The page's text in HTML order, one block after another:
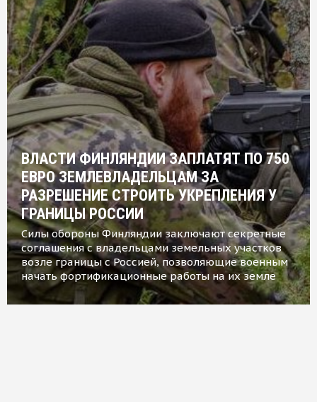
ВЛАСТИ ФИНЛЯНДИИ ЗАПЛАТЯТ ПО 750
ЕВРО ЗЕМЛЕВЛАДЕЛЬЦАМ ЗА
РАЗРЕШЕНИЕ СТРОИТЬ УКРЕПЛЕНИЯ У
ГРАНИЦЫ РОССИИ
Силы обороны Финляндии заключают секретные
соглашения с владельцами земельных участков
возле границы с Россией, позволяющие военным
начать фортификационные работы на их земле